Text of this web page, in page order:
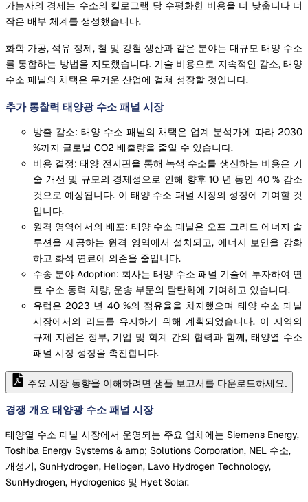
가늠자의 경제는 수소의 킬로그램 당 수평화한 비용을 더 낮춥니다 더
작은 배부 체계를 생성했습니다.
화학 가공, 석유 정제, 철 및 강철 생산과 같은 분야는 대규모 태양 수소
를 통합하는 방법을 지도했습니다. 기술 비용으로 지속적인 감소, 태양
수소 패널의 채택은 무거운 산업에 걸쳐 성장할 것입니다.
추가 통찰력 태양광 수소 패널 시장
방출 감소: 태양 수소 패널의 채택은 업계 분석가에 따라 2030
%까지 글로벌 CO2 배출량을 줄일 수 있습니다.
비용 결정: 태양 전지판을 통해 녹색 수소를 생산하는 비용은 기
술 개선 및 규모의 경제성으로 인해 향후 10 년 동안 40 % 감소
것으로 예상됩니다. 이 태양 수소 패널 시장의 성장에 기여할 것
입니다.
원격 영역에서의 배포: 태양 수소 패널은 오프 그리드 에너지 솔
루션을 제공하는 원격 영역에서 설치되고, 에너지 보안을 강화
하고 화석 연료에 의존을 줄입니다.
수송 분야 Adoption: 회사는 태양 수소 패널 기술에 투자하여 연
료 수소 동력 차량, 운송 부문의 탈탄화에 기여하고 있습니다.
유럽은 2023 년 40 %의 점유율을 차지했으며 태양 수소 패널
시장에서의 리드를 유지하기 위해 계획되었습니다. 이 지역의
규제 지원은 정부, 기업 및 학계 간의 협력과 함께, 태양열 수소
패널 시장 성장을 촉진합니다.
주요 시장 동향을 이해하려면 샘플 보고서를 다운로드하세요.
경쟁 개요 태양광 수소 패널 시장
태양열 수소 패널 시장에서 운영되는 주요 업체에는 Siemens Energy,
Toshiba Energy Systems & amp; Solutions Corporation, NEL 수소,
개성기, SunHydrogen, Heliogen, Lavo Hydrogen Technology,
SunHydrogen, Hydrogenics 및 Hyet Solar.